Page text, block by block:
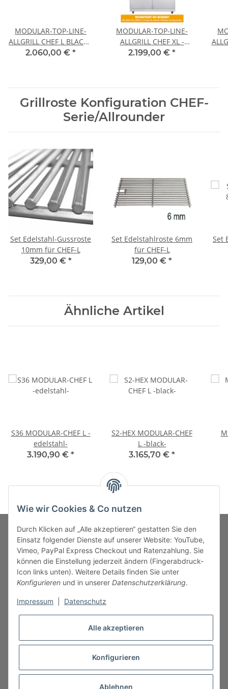
MODULAR-TOP-LINE-
ALLGRILL CHEF L BLACK -
Grundmodell-
2.060,00 € *
MODULAR-TOP-LINE-
ALLGRILL CHEF XL -
Grundmodell-
2.199,00 € *
Grillroste Konfiguration CHEF-
Serie/Allrounder
Set Edelstahl-Gussroste
10mm für CHEF-L
329,00 € *
Set Edelstahlroste 6mm
für CHEF-L
129,00 € *
Set
Ähnliche Artikel
S36 MODULAR-CHEF L -
edelstahl-
3.190,90 € *
S2-HEX MODULAR-CHEF
L -black-
3.165,70 € *
MARKENWELT
SERVICE
INFORMATIONEN
* Alle Preise inkl. gesetzlicher USt., zzgl.Versand
Wie wir Cookies & Co nutzen
Durch Klicken auf „Alle akzeptieren“ gestatten Sie den
Einsatz folgender Dienste auf unserer Website: YouTube,
Vimeo, PayPal Express Checkout und Ratenzahlung. Sie
können die Einstellung jederzeit ändern (Fingerabdruck-
Icon links unten). Weitere Details finden Sie unter
Konfigurieren und in unserer Datenschutzerklärung.
Impressum Datenschutz
Alle akzeptieren
Konfigurieren
Ablehnen